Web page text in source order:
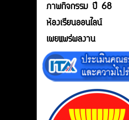
ภาพกิจกรรม ปี 68
ห้องเรียนออนไลน์
เผยแพร่ผลงาน